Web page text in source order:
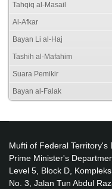
Tahqiq al-Masail
Al-Afkar
Bayan Li al-Haj
Tashih al-Mafahim
Suara Pemikir
Bayan al-Falak
Mufti of Federal Territory's
Prime Minister's
Level 5, Block D,
No. 3, Jalan Tun Abdul